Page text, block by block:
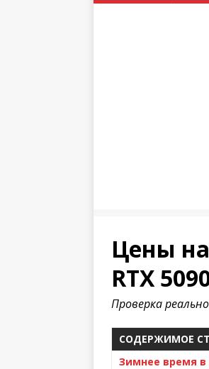
Цены
RTX
Проверка
СОДЕРЖИМОЕ
Зимнее время в